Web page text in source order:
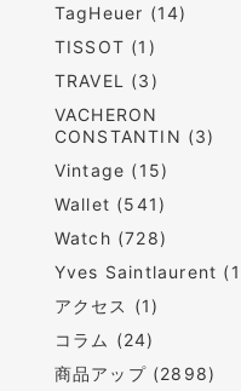
TagHeuer (14)
TISSOT (1)
TRAVEL (3)
VACHERON
CONSTANTIN (3)
Vintage (15)
Wallet (541)
Watch (728)
Yves Saintlaurent
アクセス (1)
コラム (24)
商品アップ (2898)